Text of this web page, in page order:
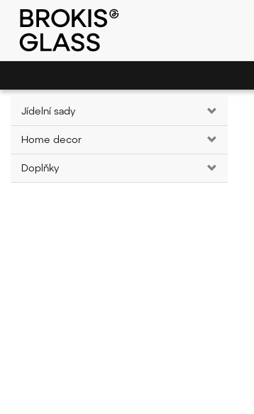
Jídelní sady
Home decor
Doplňky